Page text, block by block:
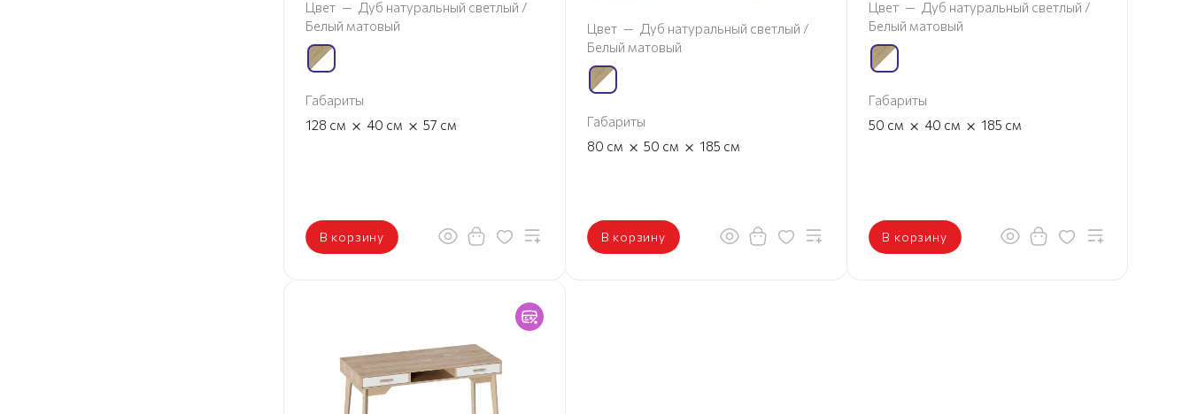
Цвет — Дуб натуральный светлый /
Белый матовый
Габариты
128 см × 40 см × 57 см
В корзину
Цвет — Дуб натуральный светлый /
Белый матовый
Габариты
80 см × 50 см × 185 см
В корзину
Цвет — Дуб натуральный светлый /
Белый матовый
Габариты
50 см × 40 см × 185 см
В корзину